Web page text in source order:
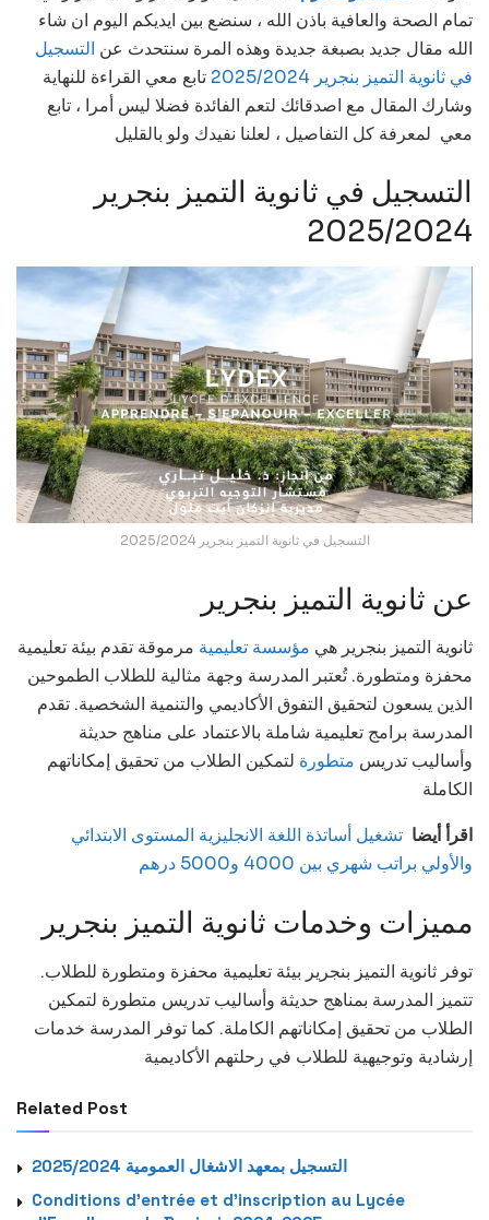
تمام الصحة والعافية باذن الله ، سنضع بين ايديكم اليوم ان شاء
الله مقال جديد بصبغة جديدة وهذه المرة سنتحدث عن التسجيل
في ثانوية التميز بنجرير 2025/2024
تابع معي القراءة للنهاية
وشارك المقال مع اصدقائك لتعم الفائدة فضلا ليس أمرا ، تابع
معي لمعرفة كل التفاصيل ، لعلنا نفيدك ولو بالقليل
التسجيل في ثانوية التميز بنجرير
2025/2024
التسجيل في ثانوية التميز بنجرير 2025/2024
عن ثانوية التميز بنجرير
ثانوية التميز بنجرير هي مؤسسة تعليمية مرموقة تقدم بيئة تعليمية
محفزة ومتطورة. تُعتبر المدرسة وجهة مثالية للطلاب الطموحين
الذين يسعون لتحقيق التفوق الأكاديمي والتنمية الشخصية. تقدم
المدرسة برامج تعليمية شاملة بالاعتماد على مناهج حديثة
وأساليب تدريس متطورة لتمكين الطلاب من تحقيق إمكاناتهم
الكاملة
اقرأ أيضا تشغيل أساتذة اللغة الانجليزية المستوى الابتدائي
والأولي براتب شهري بين 4000 و5000 درهم
مميزات وخدمات ثانوية التميز بنجرير
توفر ثانوية التميز بنجرير بيئة تعليمية محفزة ومتطورة للطلاب.
تتميز المدرسة بمناهج حديثة وأساليب تدريس متطورة لتمكين
الطلاب من تحقيق إمكاناتهم الكاملة. كما توفر المدرسة خدمات
إرشادية وتوجيهية للطلاب في رحلتهم الأكاديمية
Related Post
التسجيل بمعهد الاشغال العمومية 2025/2024
Conditions d’entrée et d’inscription au Lycée